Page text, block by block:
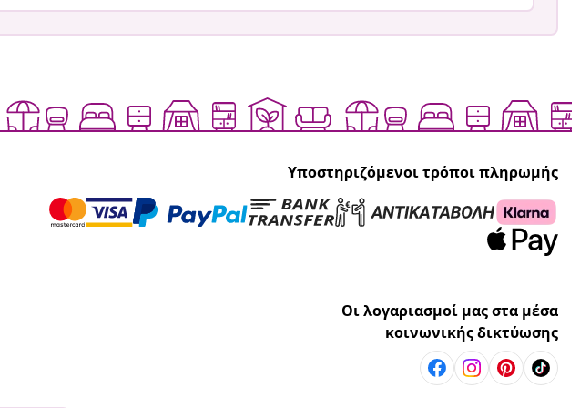
Υποστηριζόμενοι τρόποι πληρωμής
Οι λογαριασμοί μας στα μέσα
κοινωνικής δικτύωσης